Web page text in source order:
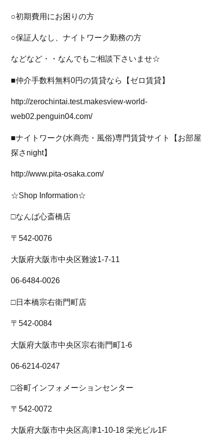
○初期費用にお困りの方
○保証人なし、ナイトワーク勤務の方
などなど・・なんでもご相談下さいませ☆
■仲介手数料無料0円の賃貸なら【ゼロ賃貸】
http://zerochintai.test.makesview-world-
web02.penguin04.com/
■ナイトワーク(水商売・風俗)専門賃貸サイト【お部屋
探さnight】
http://www.pita-osaka.com/
☆Shop Information☆
□なんば心斎橋店
〒542-0076
大阪府大阪市中央区難波1-7-11
06-6484-0026
□日本橋宗右衛門町店
〒542-0084
大阪府大阪市中央区宗右衛門町1-6
06-6214-0247
□谷町インフォメーションセンター
〒542-0072
大阪府大阪市中央区高津1-10-18 栄光ビル1F